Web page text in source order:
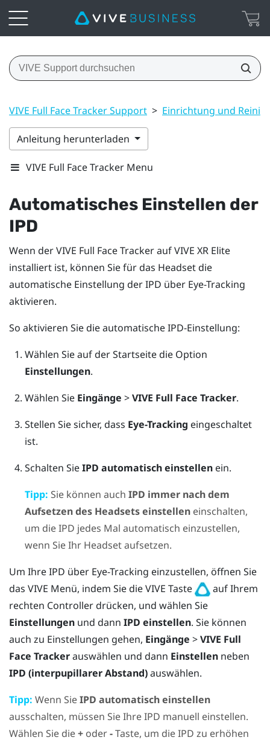
VIVE Full Face Tracker Support > Einrichtung und
Anleitung herunterladen
VIVE Full Face Tracker Menu
Automatisches Einstellen der
IPD
Wenn derVIVE Full Face TrackeraufVIVE XR Elite
installiert ist, können Sie für das Headset die
automatische Einstellung der IPD über Eye-Tracking
aktivieren.
So aktivieren Sie die automatische IPD-Einstellung:
Wählen Sie auf derStartseitedie Option
Einstellungen.
Wählen Sie Eingänge >VIVE Full Face Tracker.
Stellen Sie sicher, dass Eye-Tracking eingeschaltet
ist.
Schalten SieIPD automatisch einstellenein.
Tipp: Sie können auch IPD immer nach dem
Aufsetzen des Headsets einstelleneinschalten,
um die IPD jedes Mal automatisch einzustellen,
wenn Sie Ihr Headset aufsetzen.
Um Ihre IPD über Eye-Tracking einzustellen, öffnen Sie
das VIVE Menü, indem Sie dieVIVE Taste
auf Ihrem
rechten Controller drücken, und wählen Sie
Einstellungen und dann IPD einstellen. Sie können
auch zu Einstellungen gehen, Eingänge >VIVE Full
Face Trackerauswählen und dann Einstellen neben
IPD (interpupillarer Abstand)auswählen.
Tipp: Wenn SieIPD automatisch einstellen
ausschalten, müssen Sie Ihre IPD manuell einstellen.
Wählen Sie die+ oder-Taste, um die IPD zu erhöhen